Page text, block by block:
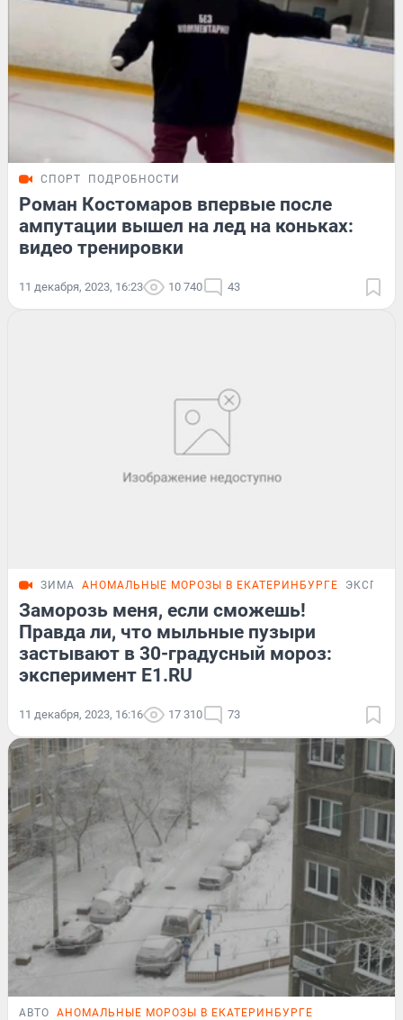
СПОРТ ПОДРОБНОСТИ
Роман Костомаров впервые после
ампутации вышел на лед на коньках:
видео тренировки
11 декабря, 2023, 16:23 10 740 43
ЗИМА АНОМАЛЬНЫЕ МОРОЗЫ В ЕКАТЕРИНБУРГЕ
Заморозь меня, если сможешь!
Правда ли, что мыльные пузыри
застывают в 30-градусный мороз:
эксперимент E1.RU
11 декабря, 2023, 16:16 17 310 73
АВТО АНОМАЛЬНЫЕ МОРОЗЫ В ЕКАТЕРИНБУРГЕ